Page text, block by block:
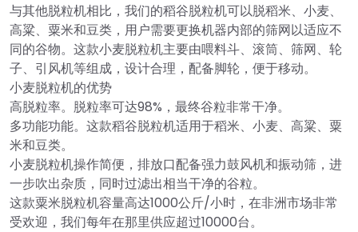
与其他脱粒机相比，我们的稻谷脱粒机可以脱稻米、小麦、
高粱、粟米和豆类，用户需要更换机器内部的筛网以适应不
同的谷物。这款小麦脱粒机主要由喂料斗、滚筒、筛网、轮
子、引风机等组成，设计合理，配备脚轮，便于移动。
小麦脱粒机的优势
高脱粒率。脱粒率可达98%，最终谷粒非常干净。
多功能功能。这款稻谷脱粒机适用于稻米、小麦、高粱、粟
米和豆类。
小麦脱粒机操作简便，排放口配备强力鼓风机和振动筛，进
一步吹出杂质，同时过滤出相当干净的谷粒。
这款粟米脱粒机容量高达1000公斤/小时，在非洲市场非常
受欢迎，我们每年在那里供应超过10000台。